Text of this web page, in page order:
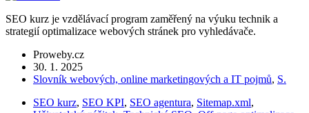
SEO kurz je vzdělávací program zaměřený na výuku technik a
strategií optimalizace webových stránek pro vyhledávače.
Proweby.cz
30. 1. 2025
Slovník webových, online marketingových a IT pojmů, S.
SEO kurz, SEO KPI, SEO agentura, Sitemap.xml,